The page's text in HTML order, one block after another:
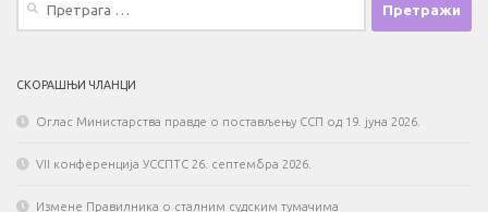
СКОРАШЊИ ЧЛАНЦИ
Оглас Министарства правде о постављењу ССП од 19. јуна 2026.
VII конференција УССПТС 26. септембра 2026.
Измене Правилника о сталним судским тумачима